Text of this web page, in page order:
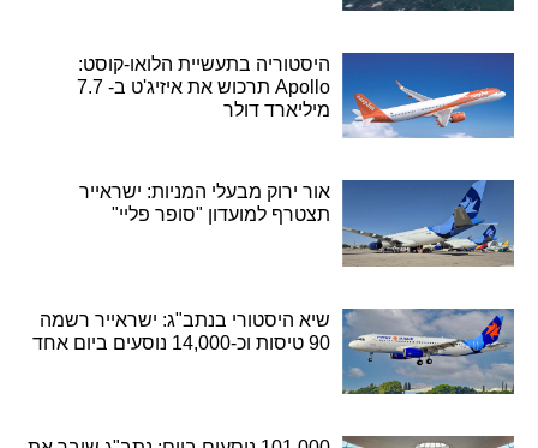
היסטוריה בתעשיית הלואו-קוסט:
Apollo תרכוש את איזיג'ט ב- 7.7
מיליארד דולר
אור ירוק מבעלי המניות: ישראייר
תצטרף למועדון "סופר פליי"
שיא היסטורי בנתב"ג: ישראייר רשמה
90 טיסות וכ-14,000 נוסעים ביום אחד